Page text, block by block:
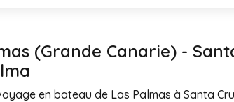
(Grande Canarie) -
en bateau de Las Palmas à Santa